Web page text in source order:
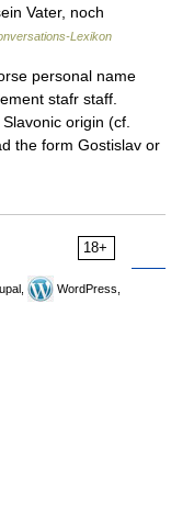
Vater, noch
Lexikon
personal name
stafr staff.
origin (cf.
the form Gostislav or
18+
WordPress,